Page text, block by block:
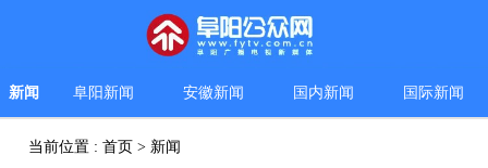
新闻 阜阳新闻 安徽新闻 国内新闻 国际新闻
当前位置 :首页 > 新闻